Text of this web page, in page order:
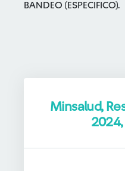
BANDEO (ESPECIFICO).
Minsalud,
2024,